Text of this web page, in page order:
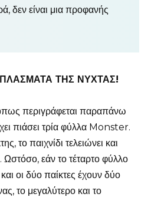
δεν είναι μια προφανής
ΤΗΣ ΝΥΧΤΑΣ!
όπως περιγράφεται παραπάνω
πιάσει τρία φύλλα Monster.
το παιχνίδι τελειώνει και
Ωστόσο, εάν το τέταρτο φύλλο
οι δύο παίκτες έχουν δύο
το μεγαλύτερο και το